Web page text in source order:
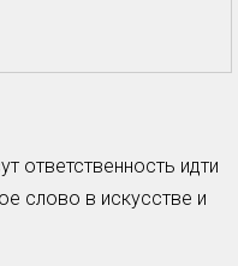
ответственность идти
слово в искусстве и